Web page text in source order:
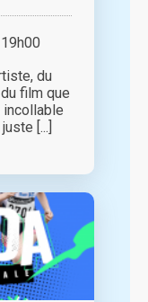
du
film que
[...]